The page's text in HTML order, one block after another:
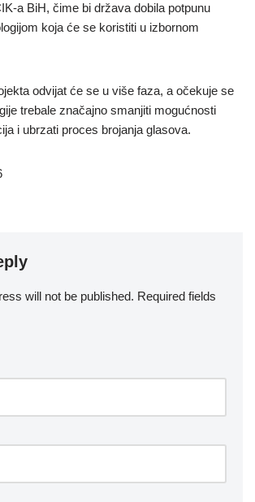
a BiH, čime bi država dobila potpunu
koja će se koristiti u izbornom
odvijat će se u više faza, a očekuje se
trebale značajno smanjiti mogućnosti
i ubrzati proces brojanja glasova.
will not be published. Required fields